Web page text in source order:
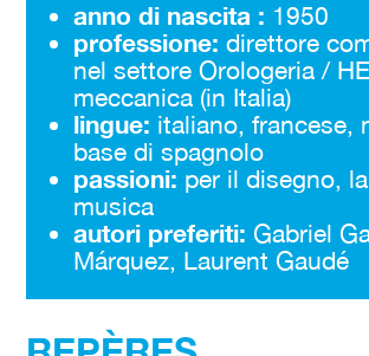
anno di nascita : 1950
professione: direttore
nel settore Orologeria /
meccanica (in Italia)
lingue: italiano, francese,
base di spagnolo
passioni: per il disegno,
musica
autori preferiti: Gabriel
Márquez, Laurent Gaudé